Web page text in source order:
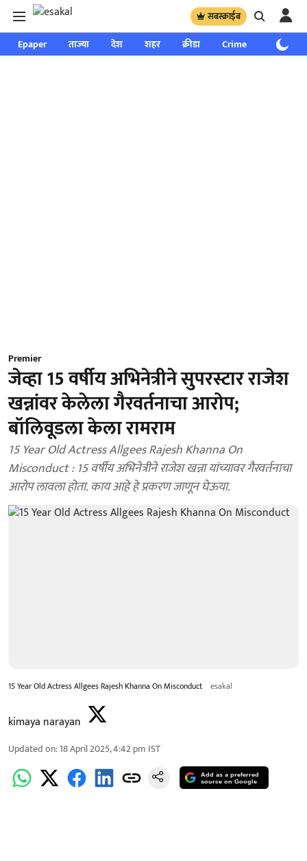
सबस्क्राईब
Epaper ताज्या देश शहर क्रीडा Crime साप्ताहिक
Premier
जेव्हा 15 वर्षीय अभिनेत्रीने सुपरस्टार राजेश
खन्नांवर केलेला गैरवर्तनाचा आरोप;
बॉलिवूडला केला रामराम
15 Year Old Actress Allgees Rajesh Khanna On
Misconduct : 15 वर्षीय अभिनेत्रीने राजेश खन्ना यांच्यावर गैरवर्तनाचा
आरोप लावला होता. काय आहे हे प्रकरण जाणून घेऊया.
15 Year Old Actress Allgees Rajesh Khanna On Misconduct esakal
kimaya narayan
Updated on:18 April 2025, 4:42 pm IST
Add as a preferred
source on Google